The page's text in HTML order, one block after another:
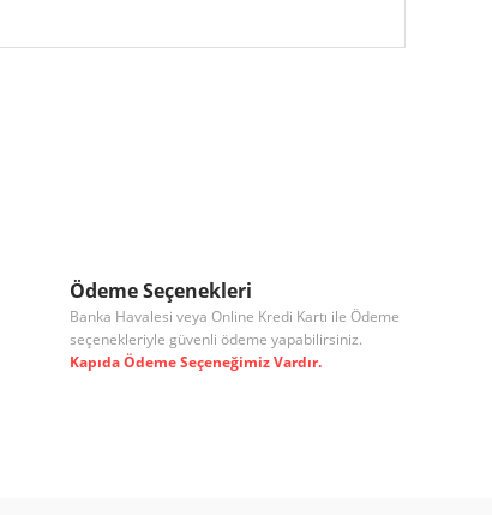
Ödeme Seçenekleri
Banka Havalesi veya Online Kredi Kartı ile Ödeme
seçenekleriyle güvenli ödeme yapabilirsiniz.
Kapıda Ödeme Seçeneğimiz Vardır.